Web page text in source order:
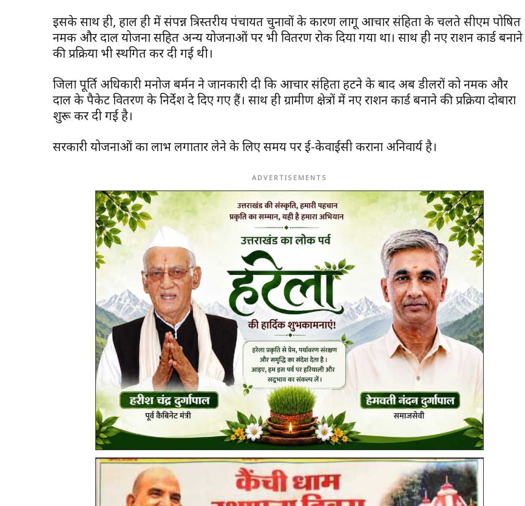
इसके साथ ही, हाल ही में संपन्न त्रिस्तरीय पंचायत चुनावों के कारण लागू आचार संहिता के चलते सीएम पोषित
नमक और दाल योजना सहित अन्य योजनाओं पर भी वितरण रोक दिया गया था। साथ ही नए राशन कार्ड बनाने
की प्रक्रिया भी स्थगित कर दी गई थी।
जिला पूर्ति अधिकारी मनोज बर्मन ने जानकारी दी कि आचार संहिता हटने के बाद अब डीलरों को नमक और
दाल के पैकेट वितरण के निर्देश दे दिए गए हैं। साथ ही ग्रामीण क्षेत्रों में नए राशन कार्ड बनाने की प्रक्रिया दोबारा
शुरू कर दी गई है।
सरकारी योजनाओं का लाभ लगातार लेने के लिए समय पर ई-केवाईसी कराना अनिवार्य है।
ADVERTISEMENTS